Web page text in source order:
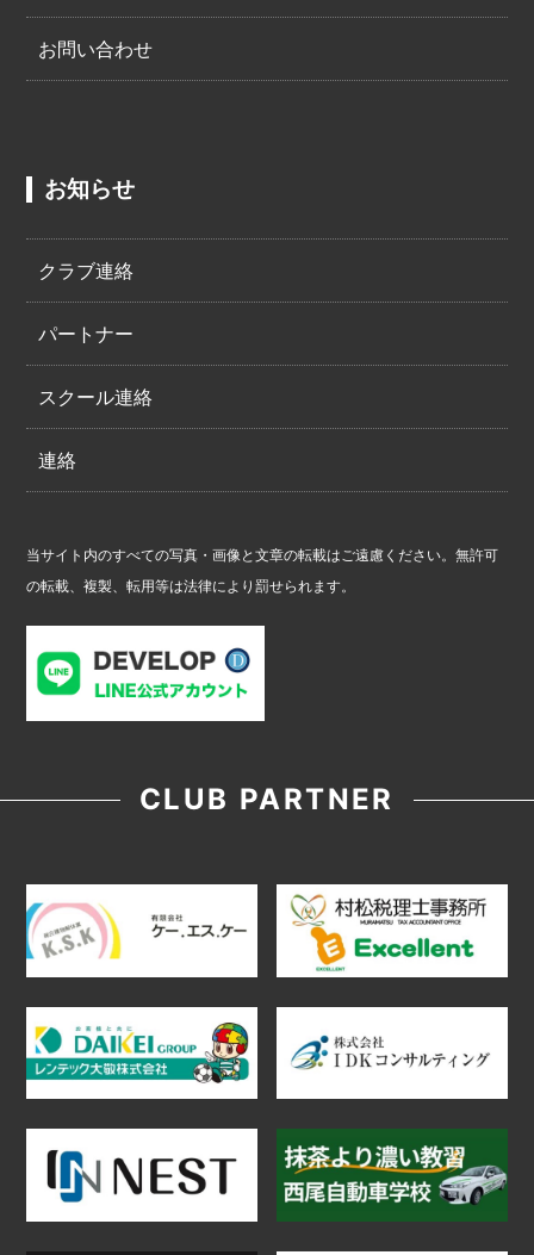
お問い合わせ
お知らせ
クラブ連絡
パートナー
スクール連絡
連絡
当サイト内のすべての写真・画像と文章の転載はご遠慮ください。無許可
の転載、複製、転用等は法律により罰せられます。
CLUB PARTNER